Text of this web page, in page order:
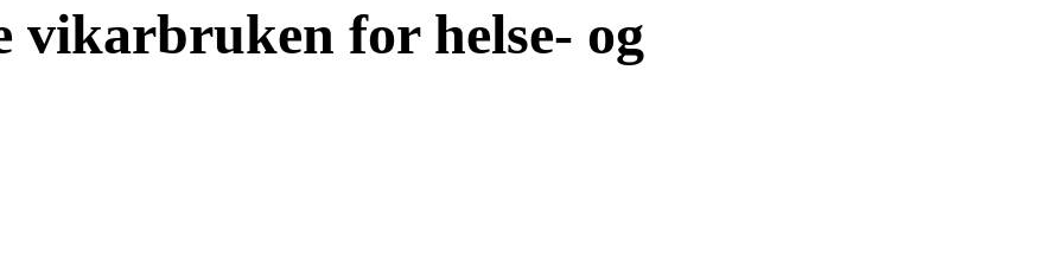
vikarbruken for helse- og